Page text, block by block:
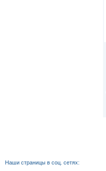
Наши страницы в соц. сетях: